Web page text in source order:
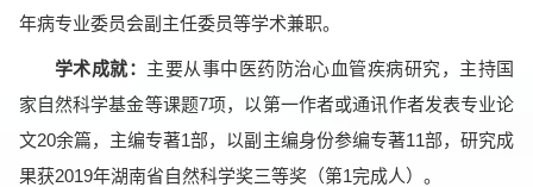
年病专业委员会副主任委员等学术兼职。
学术成就： 主要从事中医药防治心血管疾病研究，主持国
家自然科学基金等课题7项，以第一作者或通讯作者发表专业论
文20余篇，主编专著1部，以副主编身份参编专著11部，研究成
果获2019年湖南省自然科学奖三等奖（第1完成人）。